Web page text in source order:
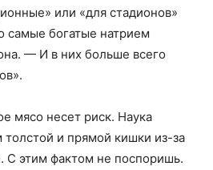
или «для стадионов»
самые богатые натрием
— И в них больше всего
мясо несет риск. Наука
толстой и прямой кишки из-за
С этим фактом не поспоришь.